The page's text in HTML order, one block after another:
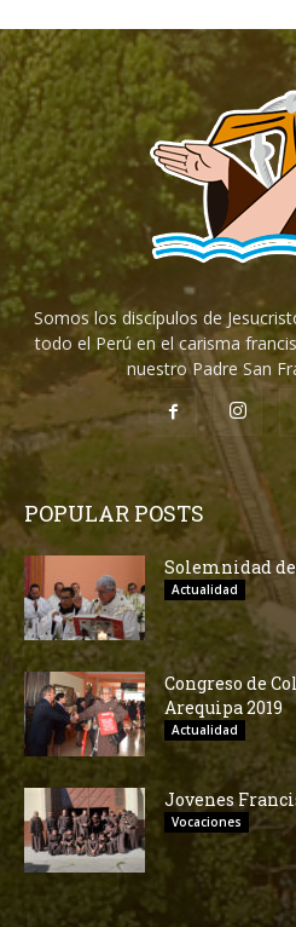
Somos los discípulos de
todo el Perú en el carisma
nuestro Padre San
POPULAR POSTS
Solemnidad
Actualidad
Congreso de
Arequipa 2019
Actualidad
Jovenes
Vocaciones